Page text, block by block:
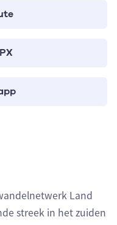
Land
streek in het zuiden